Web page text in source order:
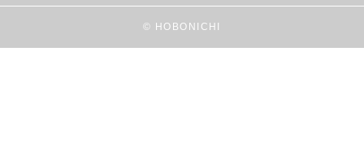
© HOBONICHI